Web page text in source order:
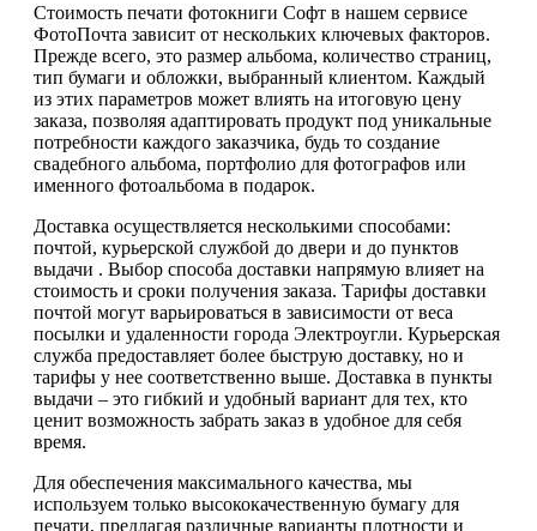
Стоимость печати фотокниги Софт в нашем сервисе
ФотоПочта зависит от нескольких ключевых факторов.
Прежде всего, это размер альбома, количество страниц,
тип бумаги и обложки, выбранный клиентом. Каждый
из этих параметров может влиять на итоговую цену
заказа, позволяя адаптировать продукт под уникальные
потребности каждого заказчика, будь то создание
свадебного альбома, портфолио для фотографов или
именного фотоальбома в подарок.
Доставка осуществляется несколькими способами:
почтой, курьерской службой до двери и до пунктов
выдачи . Выбор способа доставки напрямую влияет на
стоимость и сроки получения заказа. Тарифы доставки
почтой могут варьироваться в зависимости от веса
посылки и удаленности города Электроугли. Курьерская
служба предоставляет более быструю доставку, но и
тарифы у нее соответственно выше. Доставка в пункты
выдачи – это гибкий и удобный вариант для тех, кто
ценит возможность забрать заказ в удобное для себя
время.
Для обеспечения максимального качества, мы
используем только высококачественную бумагу для
печати, предлагая различные варианты плотности и